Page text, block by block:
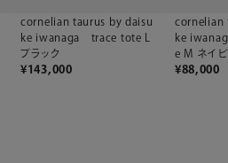
cornelian taurus by daisu
ke iwanaga trace tote L
ブラック
¥143,000
cornelian
ke
e M ネイ
¥88,000